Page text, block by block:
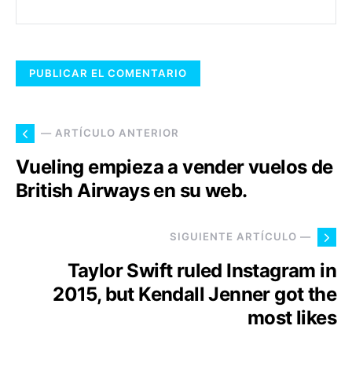
— ARTÍCULO ANTERIOR
Vueling empieza a vender vuelos de
British Airways en su web.
SIGUIENTE ARTÍCULO —
Taylor Swift ruled Instagram in
2015, but Kendall Jenner got the
most likes